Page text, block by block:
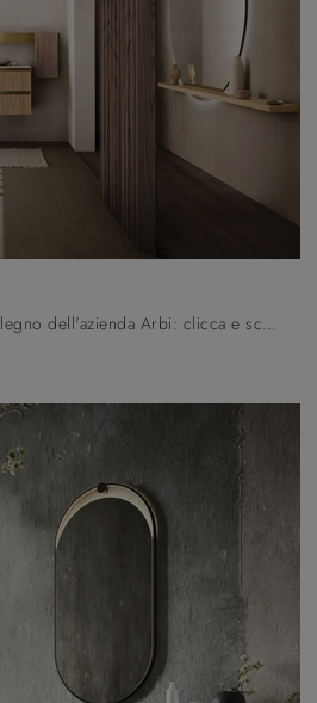
mobili bagno sospesi in legno dell'azienda Arbi: clicca e scopri l'arredo bagno design Absolute 48 per il bagno di casa.